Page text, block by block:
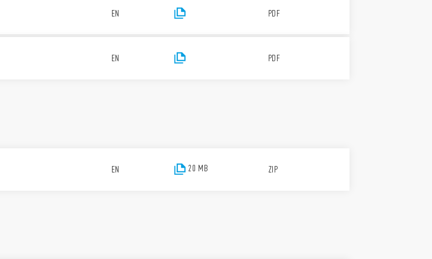
EN PDF
EN PDF
EN 20 MB ZIP